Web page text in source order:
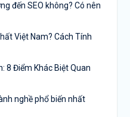
đến SEO không? Có nên
Việt Nam? Cách Tính
8 Điểm Khác Biệt Quan
nghề phổ biến nhất